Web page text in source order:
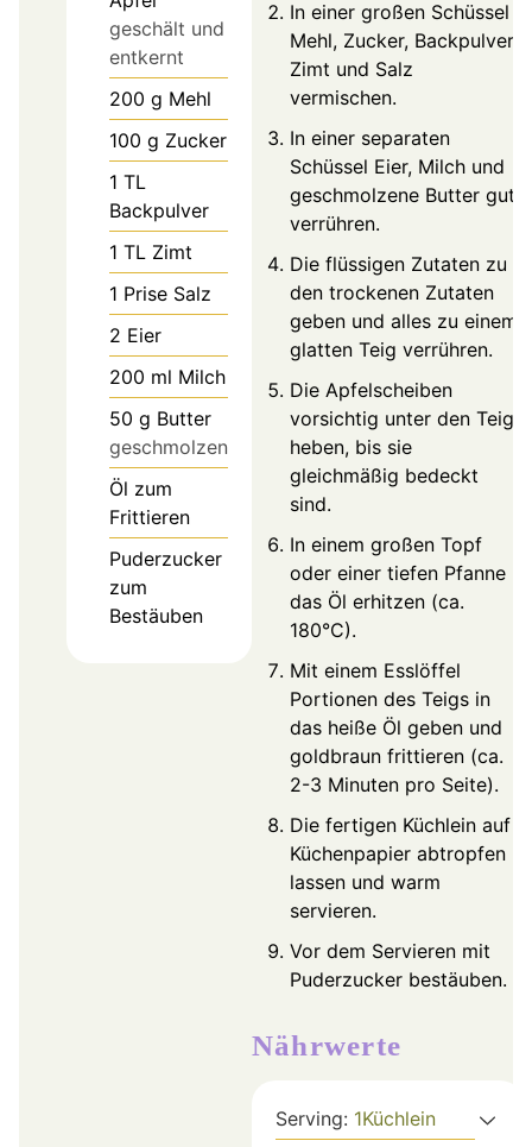
geschält und
entkernt
200 g Mehl
100 g Zucker
1 TL
Backpulver
1 TL Zimt
1 Prise Salz
2 Eier
200 ml Milch
50 g Butter
geschmolzen
Öl zum
Frittieren
Puderzucker
zum
Bestäuben
In einer großen Schüssel
Mehl, Zucker, Backpulver,
Zimt und Salz
vermischen.
In einer separaten
Schüssel Eier, Milch und
geschmolzene Butter gut
verrühren.
Die flüssigen Zutaten zu
den trockenen Zutaten
geben und alles zu einem
glatten Teig verrühren.
Die Apfelscheiben
vorsichtig unter den Teig
heben, bis sie
gleichmäßig bedeckt
sind.
In einem großen Topf
oder einer tiefen Pfanne
das Öl erhitzen (ca.
180°C).
Mit einem Esslöffel
Portionen des Teigs in
das heiße Öl geben und
goldbraun frittieren (ca.
2-3 Minuten pro Seite).
Die fertigen Küchlein auf
Küchenpapier abtropfen
lassen und warm
servieren.
Vor dem Servieren mit
Puderzucker bestäuben.
Nährwerte
Serving: 1Küchlein